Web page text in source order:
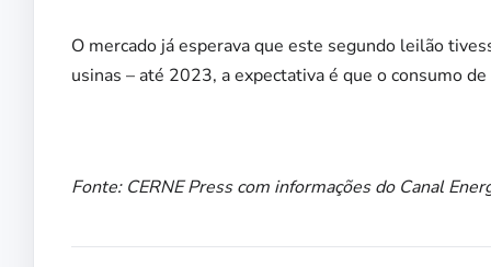
O mercado já esperava que este segundo leilão
usinas – até 2023, a expectativa é que o consumo
Fonte: CERNE Press com informações do Canal